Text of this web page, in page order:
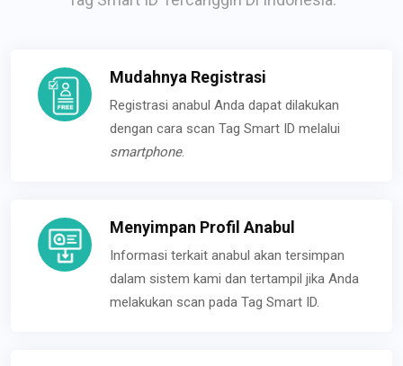
Mudahnya Registrasi
Registrasi anabul Anda dapat dilakukan
dengan cara scan Tag Smart ID melalui
smartphone.
Menyimpan Profil Anabul
Informasi terkait anabul akan tersimpan
dalam sistem kami dan tertampil jika Anda
melakukan scan pada Tag Smart ID.